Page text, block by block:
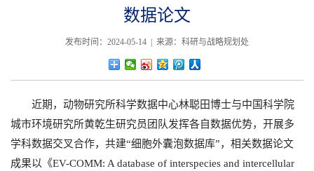
数据论文
发布时间：2024-05-14 | 来源：科研与战略规划处
近期，动物研究所科学数据中心林聪田博士与中国科学院
城市环境研究所黄乾生研究员团队发挥各自数据优势，开展多
学科数据交叉合作，共建“细胞外囊泡数据库”，相关数据论文
成果以《EV-COMM: A database of interspecies and intercellular